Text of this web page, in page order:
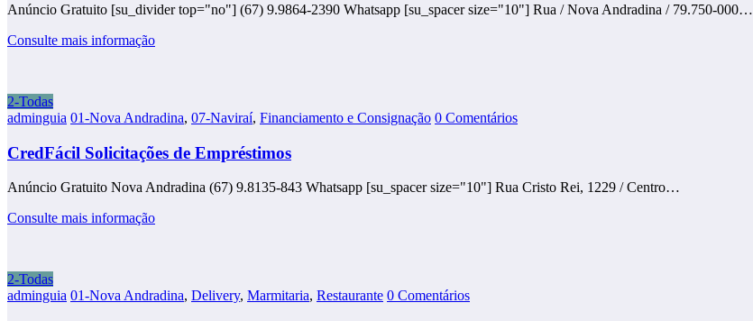
Anúncio Gratuito [su_divider top="no"] (67) 9.9864-2390 Whatsapp [su_spacer size="10"] Rua / Nova Andradina / 79.750-000…
Consulte mais informação
2-Todas
adminguia 01-Nova Andradina, 07-Naviraí, Financiamento e Consignação 0 Comentários
CredFácil Solicitações de Empréstimos
Anúncio Gratuito Nova Andradina (67) 9.8135-843 Whatsapp [su_spacer size="10"] Rua Cristo Rei, 1229 / Centro…
Consulte mais informação
2-Todas
adminguia 01-Nova Andradina, Delivery, Marmitaria, Restaurante 0 Comentários